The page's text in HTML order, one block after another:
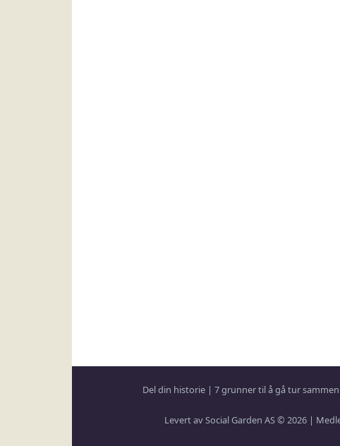
Del din historie| 7 grunner til å gå tur sammen
Levert av Social Garden AS © 2026 |